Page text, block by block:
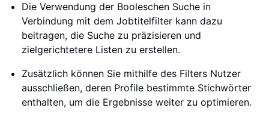
Die Verwendung der Booleschen Suche in
Verbindung mit dem Jobtitelfilter kann dazu
beitragen, die Suche zu präzisieren und
zielgerichtetere Listen zu erstellen.
Zusätzlich können Sie mithilfe des Filters Nutzer
ausschließen, deren Profile bestimmte Stichwörter
enthalten, um die Ergebnisse weiter zu optimieren.